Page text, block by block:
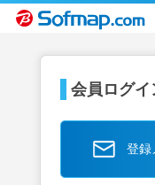
会員ログイ
登録